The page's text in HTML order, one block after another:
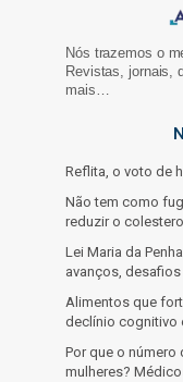
Nós trazemos o
Revistas, jornais,
mais…
Reflita, o voto de
Não tem como
reduzir o
Lei Maria da
avanços,
Alimentos que
declínio cognitivo
Por que o
mulheres?